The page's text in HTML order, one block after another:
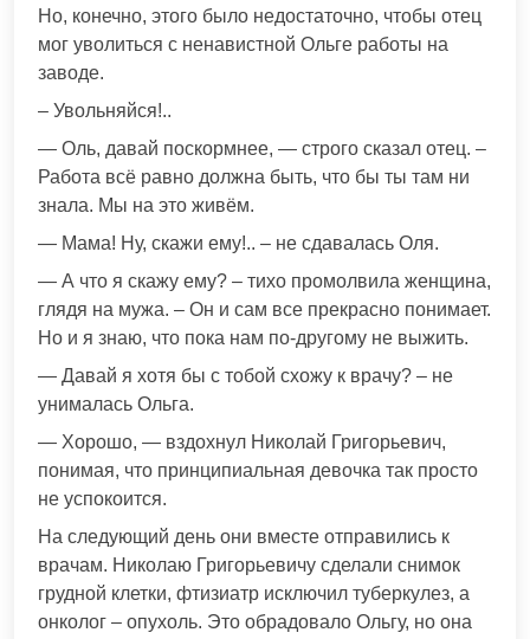
Но, конечно, этого было недостаточно, чтобы отец
мог уволиться с ненавистной Ольге работы на
заводе.
– Увольняйся!..
— Оль, давай поскормнее, — строго сказал отец. –
Работа всё равно должна быть, что бы ты там ни
знала. Мы на это живём.
— Мама! Ну, скажи ему!.. – не сдавалась Оля.
— А что я скажу ему? – тихо промолвила женщина,
глядя на мужа. – Он и сам все прекрасно понимает.
Но и я знаю, что пока нам по-другому не выжить.
— Давай я хотя бы с тобой схожу к врачу? – не
унималась Ольга.
— Хорошо, — вздохнул Николай Григорьевич,
понимая, что принципиальная девочка так просто
не успокоится.
На следующий день они вместе отправились к
врачам. Николаю Григорьевичу сделали снимок
грудной клетки, фтизиатр исключил туберкулез, а
онколог – опухоль. Это обрадовало Ольгу, но она